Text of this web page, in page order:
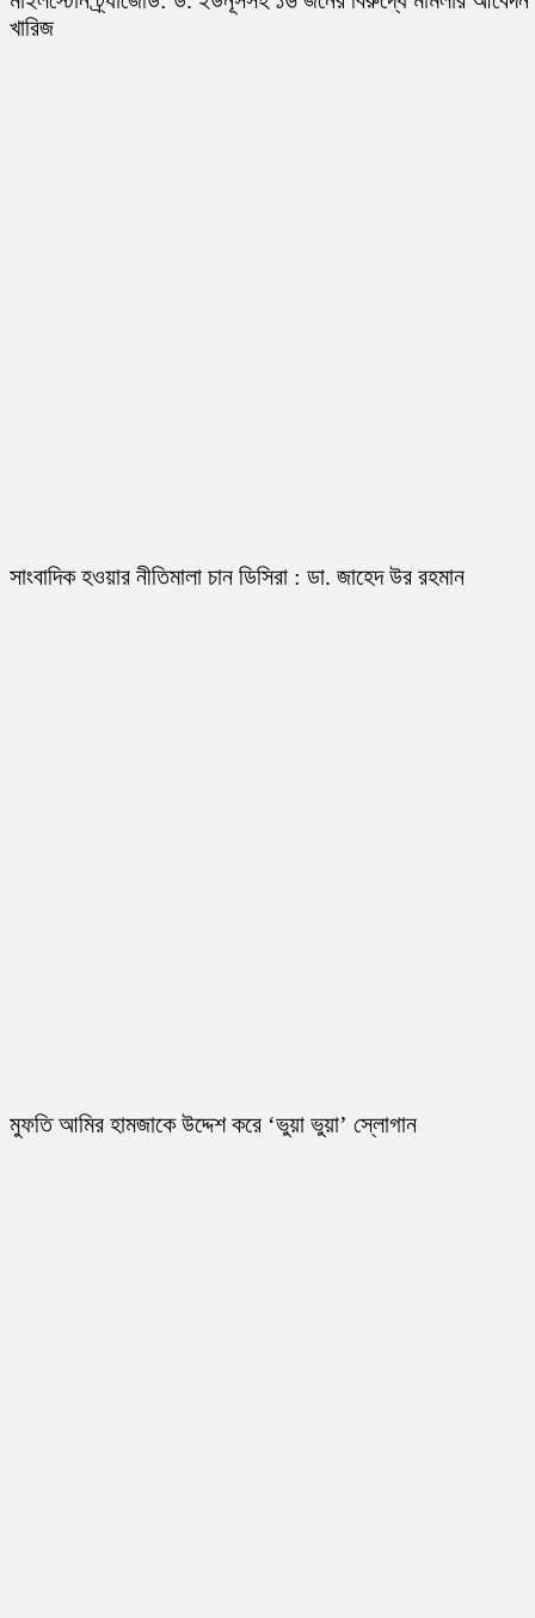
খারিজ
সাংবাদিক হওয়ার নীতিমালা চান ডিসিরা : ডা. জাহেদ উর রহমান
মুফতি আমির হামজাকে উদ্দেশ করে ‘ভুয়া ভুয়া’ স্লোগান